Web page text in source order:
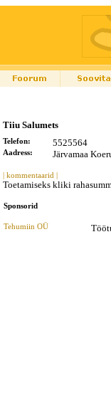
Tiiu Salumets
Telefon: 5525564
Aadress: Järvamaa
| kommentaarid |
Toetamiseks kliki
Sponsorid
Tehumiin OÜ